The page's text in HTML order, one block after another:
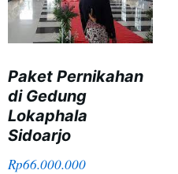
Paket Pernikahan
di Gedung
Lokaphala
Sidoarjo
Rp66.000.000